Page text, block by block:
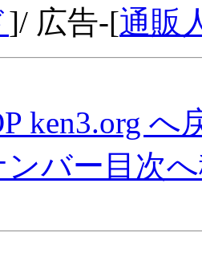
]/ 広告-[通販
ken3.org へ
バー目次